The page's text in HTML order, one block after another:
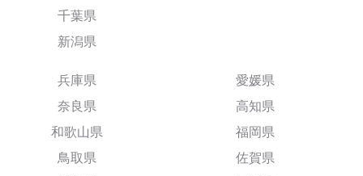
千葉県
新潟県
兵庫県
奈良県
和歌山県
鳥取県
愛媛県
高知県
福岡県
佐賀県